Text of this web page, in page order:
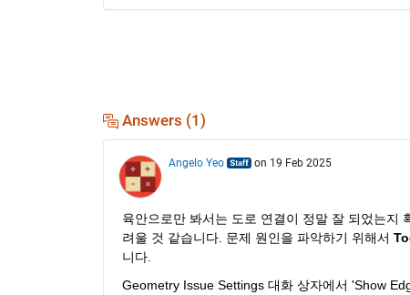
Answers (1)
Angelo Yeo on 19 Feb 2025
육안으로만 봐서는 도로 연결이 정말 잘 되었는지
려울 것 같습니다. 문제 원인을 파악하기 위해서
니다.
Geometry Issue Settings 대화 상자에서 'Show